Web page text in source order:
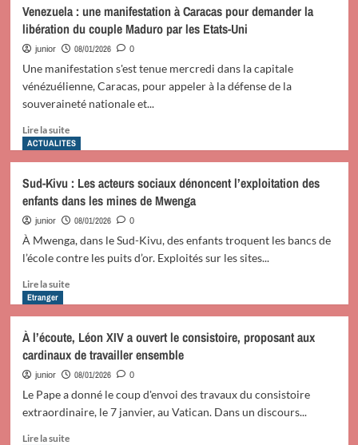
vénézuélien
de
l’Intérieur
La
Chine
exhorte
la
internationale
à
la
résurgence
militarisme
japonais
Venezuela : une manifestation à Caracas pour demander la
libération du couple Maduro par les Etats-Uni
junior 08/01/2026 0
Une manifestation s'est tenue mercredi dans la capitale
vénézuélienne, Caracas, pour appeler à la défense de la
souveraineté nationale et...
Lire la suiteEn
savoir
Venezuela
:
une
manifestation
à
Caracas
du
couple
Maduro
les
Etats-
ACTUALITES
Sud-Kivu : Les acteurs sociaux dénoncent l’exploitation des
enfants dans les mines de Mwenga
junior 08/01/2026 0
À Mwenga, dans le Sud-Kivu, des enfants troquent les bancs de
l’école contre les puits d’or. Exploités sur les sites...
Lire la suiteEn
Sud-
Kivu
:
Les
sociaux
Etranger
À l’écoute, Léon XIV a ouvert le consistoire, proposant aux
cardinaux de travailler ensemble
junior 08/01/2026 0
Le Pape a donné le coup d'envoi des travaux du consistoire
extraordinaire, le 7 janvier, au Vatican. Dans un discours...
Lire la suiteEn